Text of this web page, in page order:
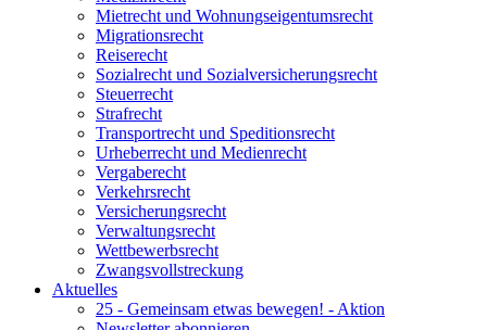
Mietrecht und Wohnungseigentumsrecht
Migrationsrecht
Reiserecht
Sozialrecht und Sozialversicherungsrecht
Steuerrecht
Strafrecht
Transportrecht und Speditionsrecht
Urheberrecht und Medienrecht
Vergaberecht
Verkehrsrecht
Versicherungsrecht
Verwaltungsrecht
Wettbewerbsrecht
Zwangsvollstreckung
Aktuelles
25 - Gemeinsam etwas bewegen! - Aktion